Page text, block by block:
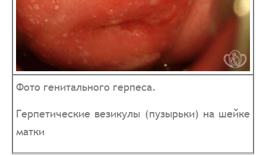
Фото генитального герпеса.
Герпетические везикулы (пузырьки) на шейке
матки